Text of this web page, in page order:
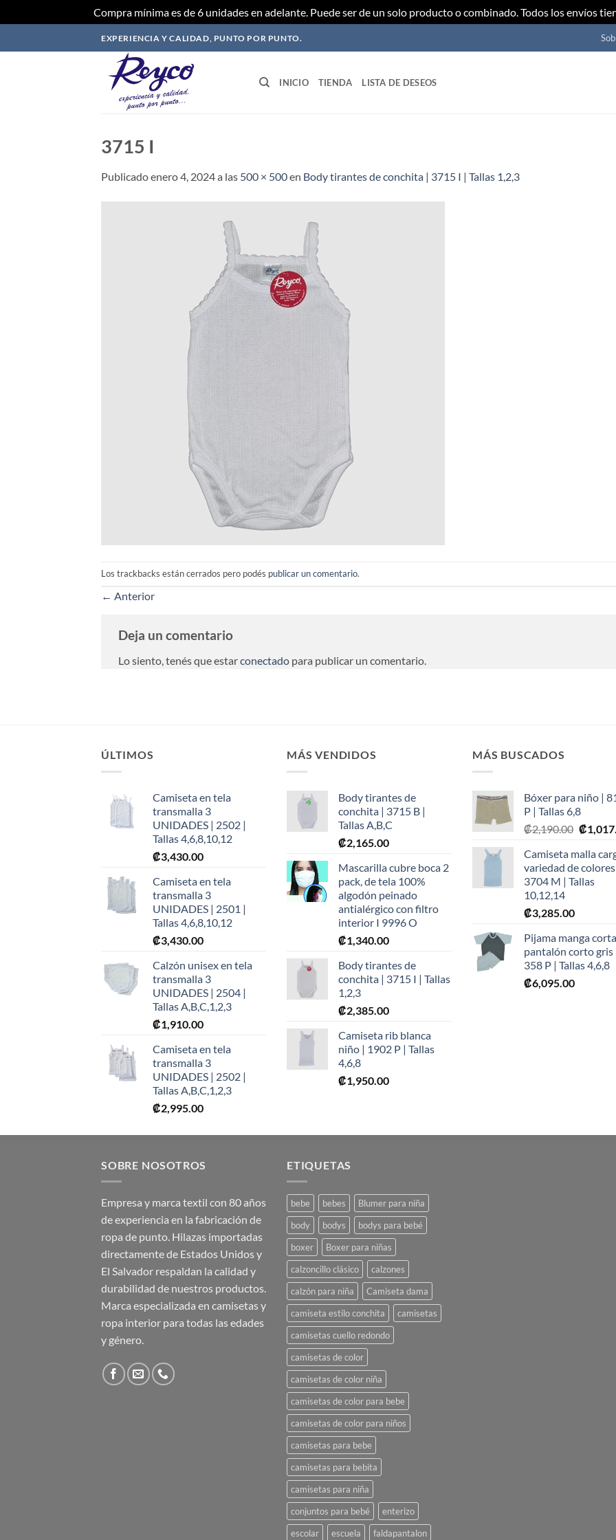
Compra mínima es de 6 unidades en adelante. Puede ser de un solo producto o combinado. Todos los envíos
al
EXPERIENCIA Y CALIDAD, PUNTO POR PUNTO.
INICIO TIENDA LISTA DE DESEOS
3715 I
Publicadoenero 4, 2024a las 500 × 500en Body tirantes de conchita | 3715 I | Tallas 1,2,3
Los trackbacks están cerrados pero podés publicar un comentario.
← Anterior
Deja un comentario
Lo siento, tenés que estarconectado para publicar un comentario.
ÚLTIMOS
Camiseta en tela
transmalla 3
UNIDADES | 2502 |
Tallas 4,6,8,10,12
₡3,430.00
Camiseta en tela
transmalla 3
UNIDADES | 2501 |
Tallas 4,6,8,10,12
₡3,430.00
Calzón unisex en tela
transmalla 3
UNIDADES | 2504 |
Tallas A,B,C,1,2,3
₡1,910.00
Camiseta en tela
transmalla 3
UNIDADES | 2502 |
Tallas A,B,C,1,2,3
₡2,995.00
MÁS VENDIDOS
Body tirantes de
conchita | 3715 B |
Tallas A,B,C
₡2,165.00
Mascarilla cubre boca 2
pack, de tela 100%
algodón peinado
antialérgico con filtro
interior I 9996 O
₡1,340.00
Body tirantes de
conchita | 3715 I | Tallas
1,2,3
₡2,385.00
Camiseta rib blanca
niño | 1902 P | Tallas
4,6,8
₡1,950.00
MÁS BUSCADOS
Bóxer para niño |
P | Tallas 6,8
₡2,190.00 Original
was:
₡
Camiseta malla
variedad de
3704 M | Tallas
10,12,14
₡3,285.00
Pijama manga
pantalón corto gris
358 P | Tallas 4,6,8
₡6,095.00
SOBRE NOSOTROS
Empresa y marca textil con 80 años
de experiencia en la fabricación de
ropa de punto. Hilazas importadas
directamente de Estados Unidos y
El Salvador respaldan la calidad y
durabilidad de nuestros productos.
Marca especializada en camisetas y
ropa interior para todas las edades
y género.
ETIQUETAS
bebe bebes
Blumer para niña
body
bodys
bodys para bebé
boxer
Boxer para niñas
calzoncillo clásico
calzones
calzón para niña
Camiseta dama
camiseta estilo conchita
camisetas
camisetas cuello redondo
camisetas de color
camisetas de color niña
camisetas de color para bebe
camisetas de color para niños
camisetas para bebe
camisetas para bebita
camisetas para niña
conjuntos para bebé
enterizo
escolar
escuela faldapantalon